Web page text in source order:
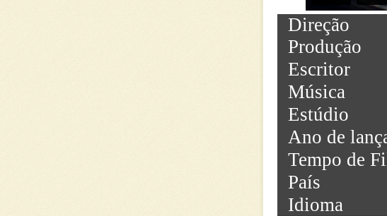
Direção
Produção
Escritor
Música
Estúdio
Ano de
Tempo de
País
Idioma